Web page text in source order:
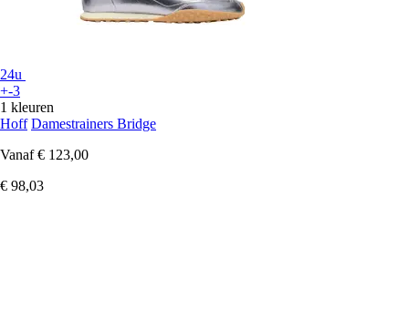
24u
+-3
1 kleuren
Hoff Damestrainers Bridge
Vanaf € 123,00
€ 98,03